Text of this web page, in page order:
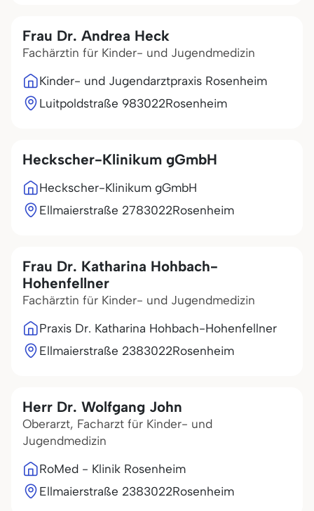
Frau Dr. Andrea Heck
Fachärztin für Kinder- und Jugendmedizin
Kinder- und Jugendarztpraxis Rosenheim
Luitpoldstraße 983022Rosenheim
Heckscher-Klinikum gGmbH
Heckscher-Klinikum gGmbH
Ellmaierstraße 2783022Rosenheim
Frau Dr. Katharina Hohbach-
Hohenfellner
Fachärztin für Kinder- und Jugendmedizin
Praxis Dr. Katharina Hohbach-Hohenfellner
Ellmaierstraße 2383022Rosenheim
Herr Dr. Wolfgang John
Oberarzt, Facharzt für Kinder- und
Jugendmedizin
RoMed - Klinik Rosenheim
Ellmaierstraße 2383022Rosenheim